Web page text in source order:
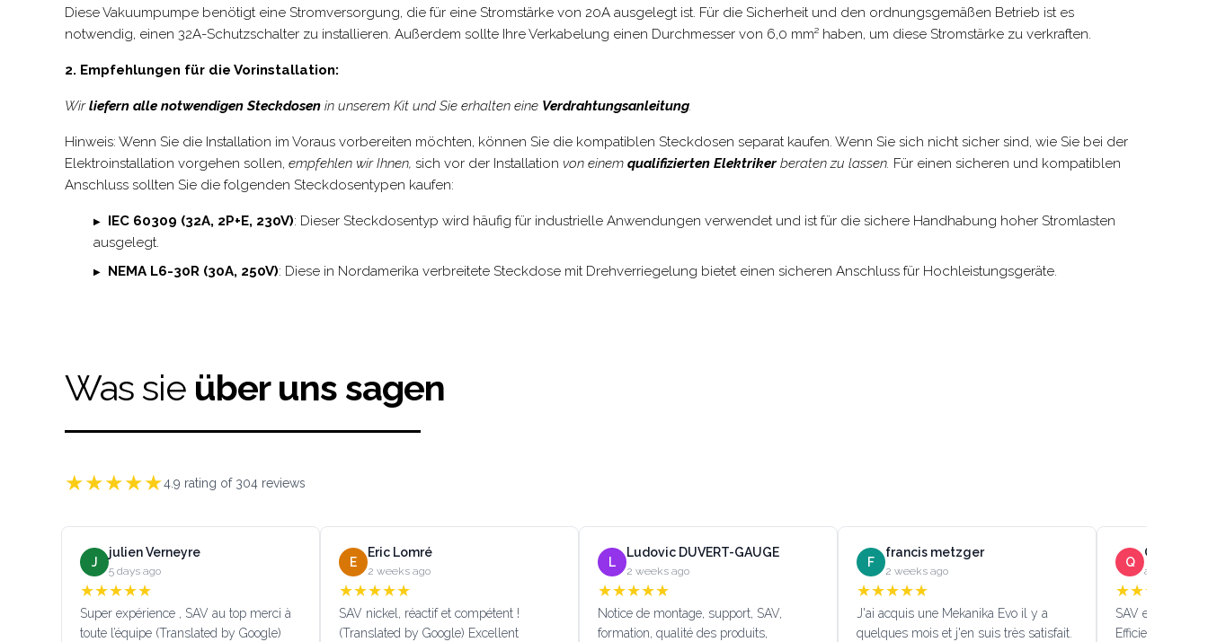
Diese Vakuumpumpe benötigt eine Stromversorgung, die für eine Stromstärke von 20A ausgelegt ist. Für die Sicherheit und den ordnungsgemäßen Betrieb ist es
notwendig, einen 32A-Schutzschalter zu installieren. Außerdem sollte Ihre Verkabelung einen Durchmesser von 6,0 mm² haben, um diese Stromstärke zu verkraften.
2. Empfehlungen für die Vorinstallation:
Wirliefern alle notwendigen Steckdosen in unserem Kit und Sie erhalten eine Verdrahtungsanleitung.
Hinweis: Wenn Sie die Installation im Voraus vorbereiten möchten, können Sie die kompatiblen Steckdosen separat kaufen. Wenn Sie sich nicht sicher sind, wie Sie bei der
Elektroinstallation vorgehen sollen, empfehlen wir Ihnen, sich vor der Installation von einem qualifizierten Elektriker beraten zu lassen. Für einen sicheren und kompatiblen
Anschluss sollten Sie die folgenden Steckdosentypen kaufen:
IEC 60309 (32A, 2P+E, 230V): Dieser Steckdosentyp wird häufig für industrielle Anwendungen verwendet und ist für die sichere Handhabung hoher Stromlasten
ausgelegt.
NEMA L6-30R (30A, 250V): Diese in Nordamerika verbreitete Steckdose mit Drehverriegelung bietet einen sicheren Anschluss für Hochleistungsgeräte.
Was sie über uns sagen
★★★★★4.9 rating of 304 reviews
J
julien Verneyre
5 days ago
★★★★★
Super expérience , SAV au top merci à
toute l’équipe (Translated by Google)
E
Eric Lomré
2 weeks ago
★★★★★
SAV nickel, réactif et compétent !
(Translated by Google) Excellent
L
Ludovic DUVERT-GAUGE
2 weeks ago
★★★★★
Notice de montage, support, SAV,
formation, qualité des produits,
F
francis metzger
2 weeks ago
★★★★★
J'ai acquis une Mekanika Evo il y a
quelques mois et j'en suis très satisfait.
Q
Quentin
a month ago
★★★
SAV efficace!!!
Efficient